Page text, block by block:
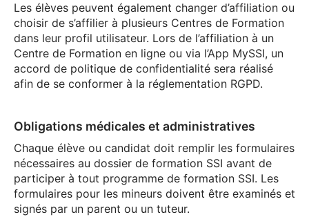
Les élèves peuvent également changer d’affiliation ou
choisir de s’affilier à plusieurs Centres de Formation
dans leur profil utilisateur. Lors de l’affiliation à un
Centre de Formation en ligne ou via l’App MySSI, un
accord de politique de confidentialité sera réalisé
afin de se conformer à la réglementation RGPD.
Obligations médicales et administratives
Chaque élève ou candidat doit remplir les formulaires
nécessaires au dossier de formation SSI avant de
participer à tout programme de formation SSI. Les
formulaires pour les mineurs doivent être examinés et
signés par un parent ou un tuteur.